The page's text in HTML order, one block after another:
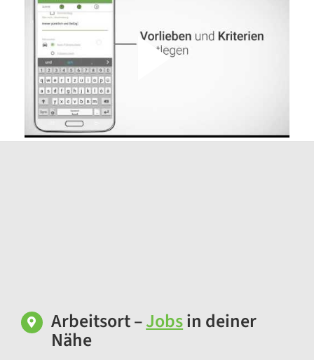
Zerspanungstechniker:In (m/w/d)
Mechatroniker:in für Rosenbauer
International AG in Leonding
(m/w/d)
4060 Leonding
Arbeitsort –Jobsin deiner
Nähe